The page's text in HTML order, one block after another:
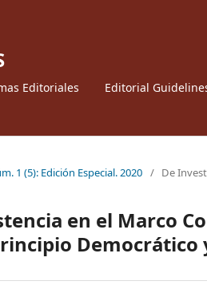
Editoriales Editorial
1 (5): Edición Especial. 2020 / De
en el Marco
Democrático